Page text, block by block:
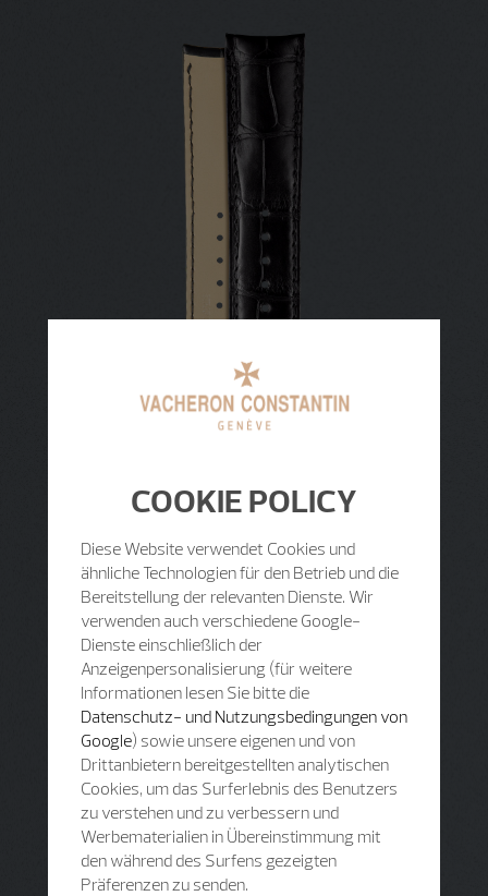
COOKIE POLICY
Diese Website verwendet Cookies und
ähnliche Technologien für den Betrieb und die
Bereitstellung der relevanten Dienste. Wir
verwenden auch verschiedene Google-
Dienste einschließlich der
Anzeigenpersonalisierung (für weitere
Informationen lesen Sie bitte die
Datenschutz- und Nutzungsbedingungen von
Google) sowie unsere eigenen und von
Drittanbietern bereitgestellten analytischen
Cookies, um das Surferlebnis des Benutzers
zu verstehen und zu verbessern und
Werbematerialien in Übereinstimmung mit
den während des Surfens gezeigten
Präferenzen zu senden.